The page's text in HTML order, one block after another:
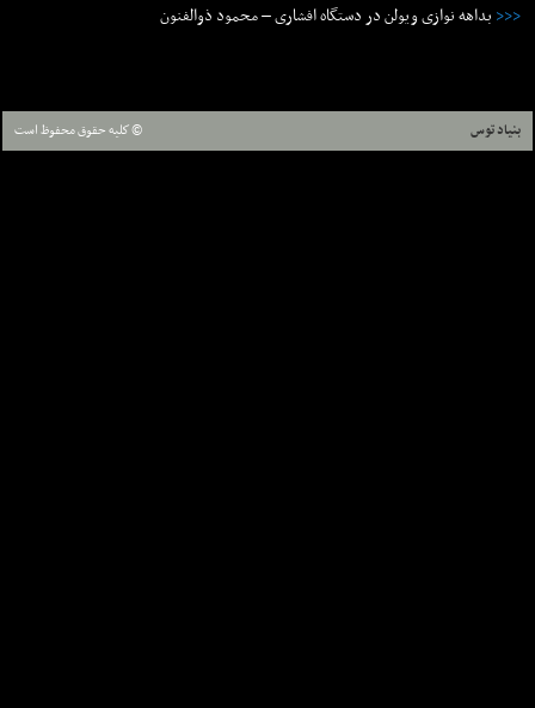
<<< بداهه نوازی ویولن در دستگاه افشاری – محمود ذوالفنون
بنیاد توس © كليه حقوق محفوظ است